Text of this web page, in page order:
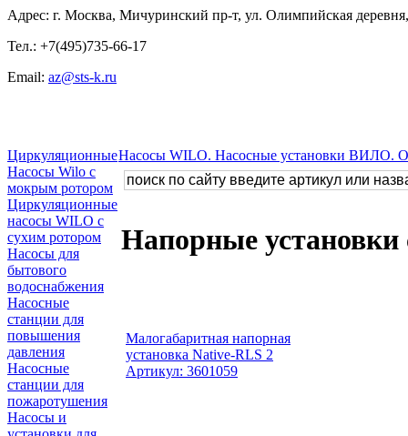
Адрес: г. Москва, Мичуринский пр-т, ул. Олимпийская
Тел.: +7(495)735-66-17
Email: az@sts-k.ru
Циркуляционные
Насосы Wilo с
мокрым ротором
Циркуляционные
насосы WILO с
сухим ротором
Насосы для
бытового
водоснабжения
Насосные
станции для
повышения
давления
Насосные
станции для
пожаротушения
Насосы и
Насосы WILO. Насосные установки ВИЛО.
Напорные установки
Малогабаритная напорная
установка Native-RLS 2
Артикул: 3601059